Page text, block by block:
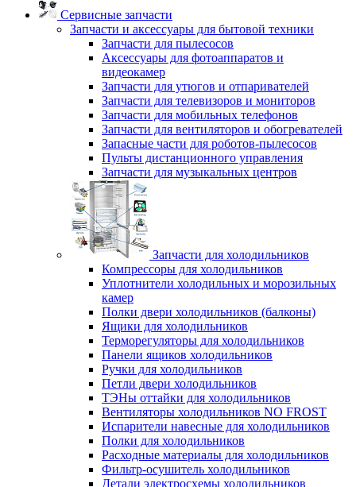
Сервисные запчасти
Запчасти и аксессуары для бытовой техники
Запчасти для пылесосов
Аксессуары для фотоаппаратов и
видеокамер
Запчасти для утюгов и отпаривателей
Запчасти для телевизоров и мониторов
Запчасти для мобильных телефонов
Запчасти для вентиляторов и обогревателей
Запасные части для роботов-пылесосов
Пульты дистанционного управления
Запчасти для музыкальных центров
Запчасти для холодильников
Компрессоры для холодильников
Уплотнители холодильных и морозильных
камер
Полки двери холодильников (балконы)
Ящики для холодильников
Терморегуляторы для холодильников
Панели ящиков холодильников
Ручки для холодильников
Петли двери холодильников
ТЭНы оттайки для холодильников
Вентиляторы холодильников NO FROST
Испарители навесные для холодильников
Полки для холодильников
Расходные материалы для холодильников
Фильтр-осушитель холодильников
Детали электросхемы холодильников